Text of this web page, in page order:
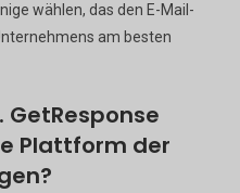
wählen, das den E-Mail-
am besten
Plattform der